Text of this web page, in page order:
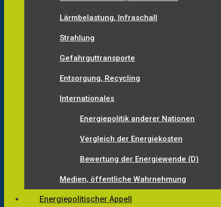
Lärmbelastung, Infraschall
Strahlung
Gefahrguttransporte
Entsorgung, Recycling
Internationales
Energiepolitik anderer Nationen
Vergleich der Energiekosten
Bewertung der Energiewende (D)
Medien, öffentliche Wahrnehmung
Energiepolitischer Appell